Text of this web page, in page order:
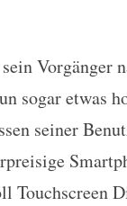
Vorgänger
sogar etwas
seiner
Touchscreen